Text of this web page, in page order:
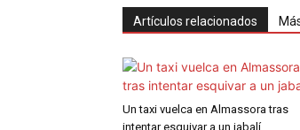
Artículos relacionados
Un taxi vuelca en Almassora tras
intentar esquivar a un jabalí